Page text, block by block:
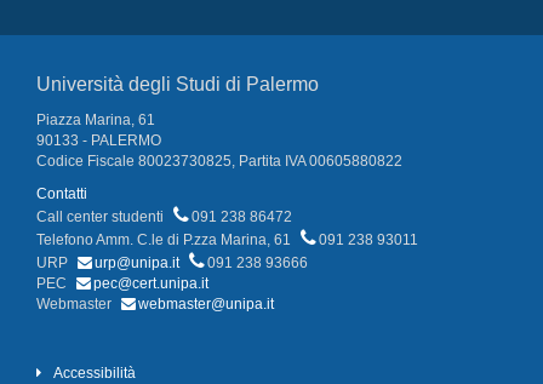
Università degli Studi di Palermo
Piazza Marina, 61
90133 - PALERMO
Codice Fiscale 80023730825, Partita IVA 00605880822
Contatti
Call center studenti
091 238 86472
Telefono Amm. C.le di P.zza Marina, 61
091 238 93011
URP
urp@unipa.it
091 238 93666
PEC
pec@cert.unipa.it
Webmaster
webmaster@unipa.it
Accessibilità